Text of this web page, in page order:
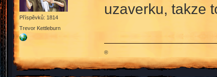
Příspěvků: 1814
Trevor Kettleburn
uzaverku, takze
®